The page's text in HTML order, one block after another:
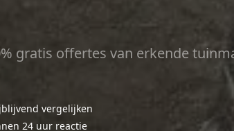
gratis offertes van erkende
vergelijken
24 uur reactie